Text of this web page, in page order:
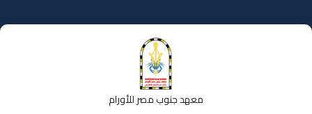
إلى
المحتوى
معهد جنوب مصر للأورام